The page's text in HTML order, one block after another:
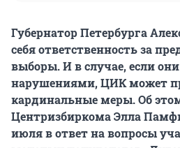
Губернатор Петербурга
себя ответственность за
выборы. И в случае, если
нарушениями, ЦИК может
кардинальные меры. Об
Центризбиркома Элла
июля в ответ на вопросы